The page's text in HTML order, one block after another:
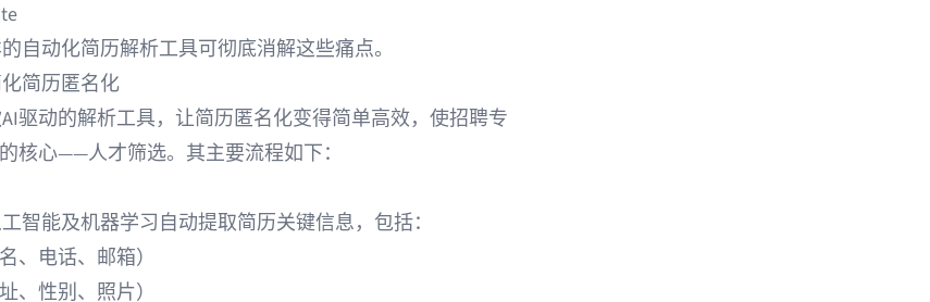
自动化简历解析工具可彻底消解这些痛点。
简历匿名化
AI驱动的解析工具，让简历匿名化变得简单高效，使招聘专
核心——人才筛选。其主要流程如下：
智能及机器学习自动提取简历关键信息，包括：
、电话、邮箱）
、性别、照片）